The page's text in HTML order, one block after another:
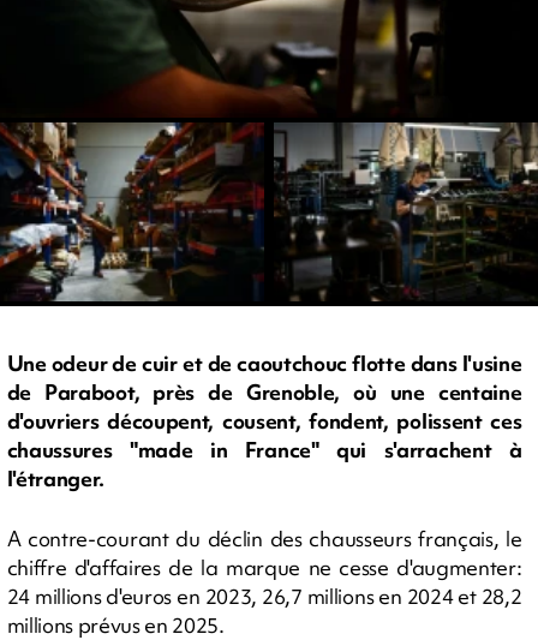
Une odeur de cuir et de caoutchouc flotte dans l'usine
de Paraboot, près de Grenoble, où une centaine
d'ouvriers découpent, cousent, fondent, polissent ces
chaussures "made in France" qui s'arrachent à
l'étranger.
A contre-courant du déclin des chausseurs français, le
chiffre d'affaires de la marque ne cesse d'augmenter:
24 millions d'euros en 2023, 26,7 millions en 2024 et 28,2
millions prévus en 2025.